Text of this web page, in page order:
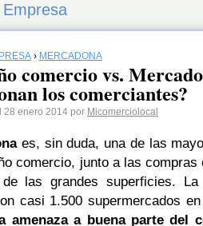
› MERCADONA
comercio vs.
los comerciantes?
28 enero 2014 por Micomerciolocal
es, sin duda, una de las
comercio, junto a las
las grandes superficies. La
casi 1.500 supermercados
amenaza a buena parte del